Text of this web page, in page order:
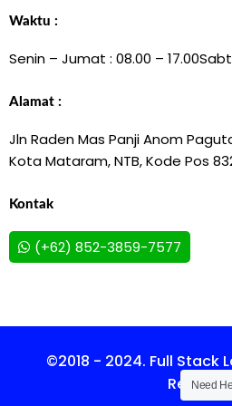
Waktu :
Senin – Jumat : 08.00 – 17.00
Alamat :
Jln Raden Mas Panji Anom
Kota Mataram, NTB, Kode Pos
Kontak
(+62) 852-3859-7577
©2018 - 2024. Full Stack
Need